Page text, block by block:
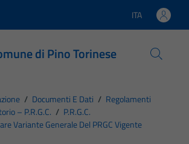
Lingua attiva:
ITA
di Pino Torinese
/ Documenti E Dati / Regolamenti
– P.R.G.C. / P.R.G.C.
Variante Generale Del PRGC Vigente